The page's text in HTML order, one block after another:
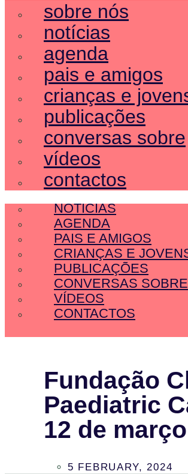
sobre nós
notícias
agenda
pais e amigos
crianças e
publicações
conversas sobre
vídeos
contactos
SOBRE NÓS
NOTÍCIAS
AGENDA
PAIS E AMIGOS
CRIANÇAS E
PUBLICAÇÕES
CONVERSAS SOBRE
VÍDEOS
CONTACTOS
Fundação
Paediatric
12 de março
5 FEBRUARY, 2024